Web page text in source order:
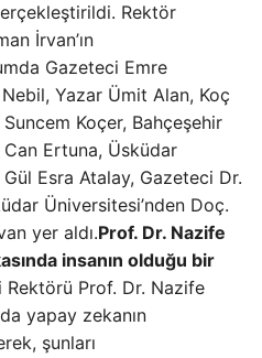
Rektör
İrvan’ın
Gazeteci Emre
Yazar Ümit Alan, Koç
Koçer, Bahçeşehir
Can Ertuna, Üsküdar
Esra Atalay, Gazeteci Dr.
Üniversitesi’nden Doç.
yer aldı.Prof. Dr. Nazife
insanın olduğu bir
Prof. Dr. Nazife
yapay zekanın
şunları